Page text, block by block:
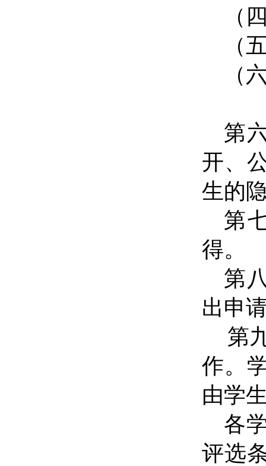
（
（
（
第
开、
生的
第
得。
第
出申
第
作。
由学
各
评选